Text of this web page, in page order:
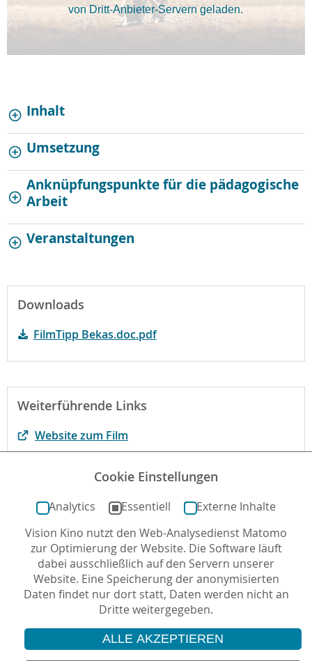
von Dritt-Anbieter-Servern geladen.
Inhalt
Umsetzung
Anknüpfungspunkte für die pädagogische
Arbeit
Veranstaltungen
Downloads
FilmTipp Bekas.doc.pdf
Weiterführende Links
Website zum Film
Begründung der fbw
Autor*in: Sarah Lieb , 09.02.2014 , letzte Aktualisierung:
27.07.2023
© 2026 Vision Kino
Cookie Einstellungen
Analytics Essentiell
Externe Inhalte
Vision Kino nutzt den Web-Analysedienst Matomo
zur Optimierung der Website. Die Software läuft
dabei ausschließlich auf den Servern unserer
Website. Eine Speicherung der anonymisierten
Daten findet nur dort statt, Daten werden nicht an
Dritte weitergegeben.
ALLE AKZEPTIEREN